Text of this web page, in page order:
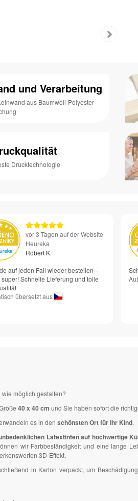
und Verarbeitung
aus Baumwoll-Polyester-
Drucktechnologie
vor 3 Tagen auf der Website
Heureka
Robert K.
auf jeden Fall wieder bestellen –
Schnelle Lieferung und tolle
übersetzt aus
möglich gestalten?
40 x 40 cm und Sie haben sofort die
es in den schönsten Ort für Ihr Kind.
Latextinten auf hochwertige
wir Farbbeständigkeit und eine lange
3D-Effekt.
in Karton verpackt, um